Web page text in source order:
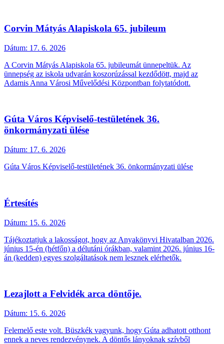
Corvin Mátyás Alapiskola 65. jubileum
Dátum: 17. 6. 2026
A Corvin Mátyás Alapiskola 65. jubileumát ünnepeltük. Az
ünnepség az iskola udvarán koszorúzással kezdődött, majd az
Adamis Anna Városi Művelődési Központban folytatódott.
Gúta Város Képviselő-testületének 36.
önkormányzati ülése
Dátum: 17. 6. 2026
Gúta Város Képviselő-testületének 36. önkormányzati ülése
Értesítés
Dátum: 15. 6. 2026
Tájékoztatjuk a lakosságot, hogy az Anyakönyvi Hivatalban 2026.
június 15-én (hétfőn) a délutáni órákban, valamint 2026. június 16-
án (kedden) egyes szolgáltatások nem lesznek elérhetők.
Lezajlott a Felvidék arca döntője.
Dátum: 15. 6. 2026
Felemelő este volt. Büszkék vagyunk, hogy Gúta adhatott otthont
ennek a neves rendezvénynek. A döntős lányoknak szívből